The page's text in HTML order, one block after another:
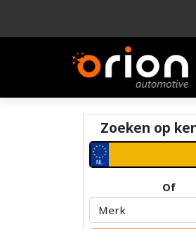
Zoeken op
Of